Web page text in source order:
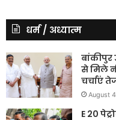
धर्म / अध्यात्म
बांकीपुर
से मिले
चर्चाएं
August
E 20